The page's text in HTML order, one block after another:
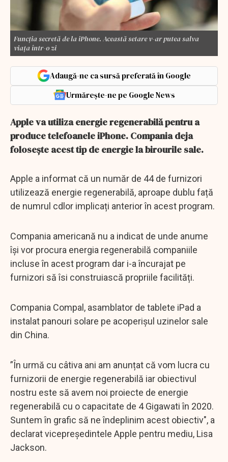
Funcția secretă de la iPhone. Această setare v-ar putea salva
viața într-o zi
Adaugă-ne ca sursă preferată în Google
Urmărește-ne pe Google News
Apple va utiliza energie regenerabilă pentru a
produce telefoanele iPhone. Compania deja
folosește acest tip de energie la birourile sale.
Apple a informat că un număr de 44 de furnizori
utilizează energie regenerabilă, aproape dublu față
de numrul cdlor implicați anterior în acest program.
Compania americană nu a indicat de unde anume
își vor procura energia regenerabilă companiile
incluse în acest program dar i-a încurajat pe
furnizori să îsi construiască propriile facilități.
Compania Compal, asamblator de tablete iPad a
instalat panouri solare pe acoperișul uzinelor sale
din China.
”În urmă cu câtiva ani am anunțat că vom lucra cu
furnizorii de energie regenerabilă iar obiectivul
nostru este să avem noi proiecte de energie
regenerabilă cu o capacitate de 4 Gigawati în 2020.
Suntem în grafic să ne îndeplinim acest obiectiv", a
declarat vicepreședintele Apple pentru mediu, Lisa
Jackson.